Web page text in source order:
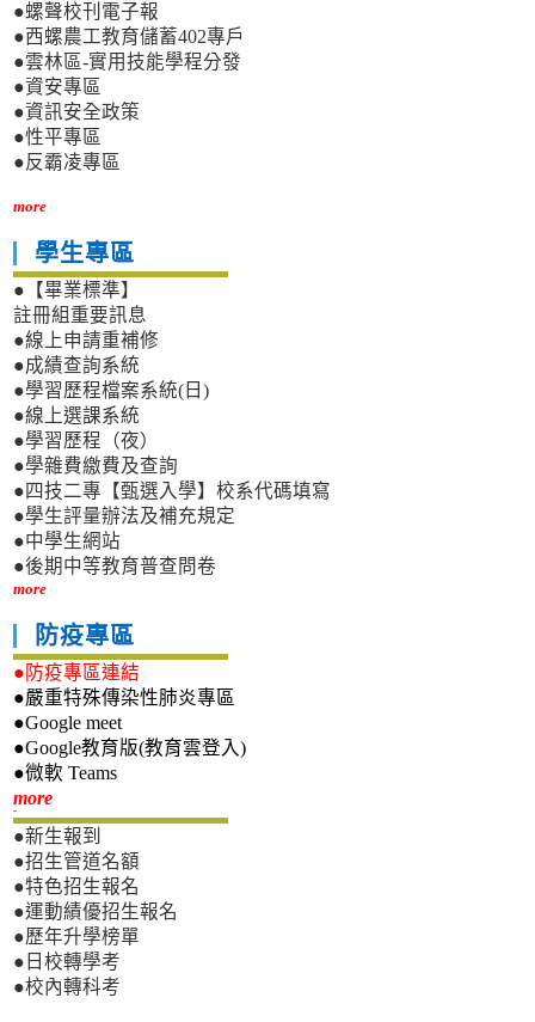
●螺聲校刊電子報
●西螺農工教育儲蓄402專戶
●雲林區-實用技能學程分發
●資安專區
●資訊安全政策
●性平專區
●反霸凌專區
more
學生專區
●【畢業標準】
註冊組重要訊息
●線上申請重補修
●成績查詢系統
●學習歷程檔案系統(日)
●線上選課系統
●學習歷程（夜）
●學雜費繳費及查詢
●四技二專【甄選入學】校系代碼填寫
●學生評量辦法及補充規定
●中學生網站
●後期中等教育普查問卷
more
防疫專區
●防疫專區連結
●嚴重特殊傳染性肺炎專區
●Google meet
●Google教育版(教育雲登入)
●微軟 Teams
more新生專區
●新生報到
●招生管道名額
●特色招生報名
●運動績優招生報名
●歷年升學榜單
●日校轉學考
●校內轉科考